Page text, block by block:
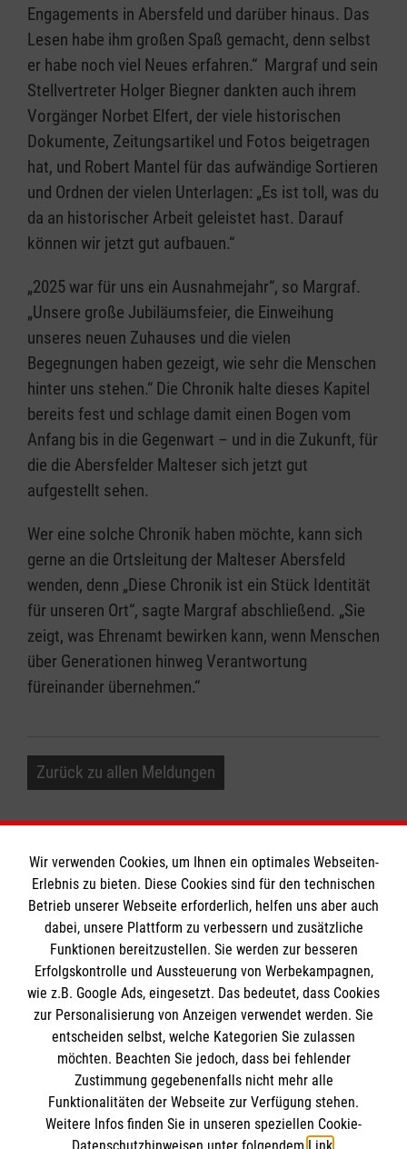
Engagements in Abersfeld und darüber hinaus. Das
Lesen habe ihm großen Spaß gemacht, denn selbst
er habe noch viel Neues erfahren.“ Margraf und sein
Stellvertreter Holger Biegner dankten auch ihrem
Vorgänger Norbet Elfert, der viele historischen
Dokumente, Zeitungsartikel und Fotos beigetragen
hat, und Robert Mantel für das aufwändige Sortieren
und Ordnen der vielen Unterlagen: „Es ist toll, was du
da an historischer Arbeit geleistet hast. Darauf
können wir jetzt gut aufbauen.“
„2025 war für uns ein Ausnahmejahr“, so Margraf.
„Unsere große Jubiläumsfeier, die Einweihung
unseres neuen Zuhauses und die vielen
Begegnungen haben gezeigt, wie sehr die Menschen
hinter uns stehen.“ Die Chronik halte dieses Kapitel
bereits fest und schlage damit einen Bogen vom
Anfang bis in die Gegenwart – und in die Zukunft, für
die die Abersfelder Malteser sich jetzt gut
aufgestellt sehen.
Wer eine solche Chronik haben möchte, kann sich
gerne an die Ortsleitung der Malteser Abersfeld
wenden, denn „Diese Chronik ist ein Stück Identität
für unseren Ort“, sagte Margraf abschließend. „Sie
zeigt, was Ehrenamt bewirken kann, wenn Menschen
über Generationen hinweg Verantwortung
füreinander übernehmen.“
Zurück zu allen Meldungen
Informationen
Impressum
Datenschutz
Kontakt
Die Malteser
Malteser in Deutschland
Malteserorden
Sharepoint
Spendenkonto
Wir verwenden Cookies, um Ihnen ein optimales Webseiten-
Erlebnis zu bieten. Diese Cookies sind für den technischen
Betrieb unserer Webseite erforderlich, helfen uns aber auch
dabei, unsere Plattform zu verbessern und zusätzliche
Funktionen bereitzustellen. Sie werden zur besseren
Erfolgskontrolle und Aussteuerung von Werbekampagnen,
wie z.B. Google Ads, eingesetzt. Das bedeutet, dass Cookies
zur Personalisierung von Anzeigen verwendet werden. Sie
entscheiden selbst, welche Kategorien Sie zulassen
möchten. Beachten Sie jedoch, dass bei fehlender
Zustimmung gegebenenfalls nicht mehr alle
Funktionalitäten der Webseite zur Verfügung stehen.
Weitere Infos finden Sie in unseren speziellen Cookie-